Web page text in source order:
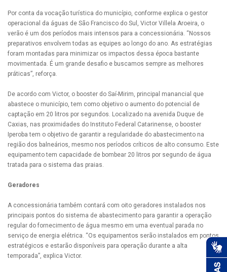
Por conta da vocação turística do município, conforme explica o gestor
operacional da águas de São Francisco do Sul, Victor Villela Aroeira, o
verão é um dos períodos mais intensos para a concessionária. “Nossos
preparativos envolvem todas as equipes ao longo do ano. As estratégias
foram montadas para minimizar os impactos dessa época bastante
movimentada. É um grande desafio e buscamos sempre as melhores
práticas”, reforça.
De acordo com Victor, o booster do Saí-Mirim, principal manancial que
abastece o município, tem como objetivo o aumento do potencial de
captação em 20 litros por segundos. Localizado na avenida Duque de
Caxias, nas proximidades do Instituto Federal Catarinense, o booster
Iperoba tem o objetivo de garantir a regularidade do abastecimento na
região dos balneários, mesmo nos períodos críticos de alto consumo. Este
equipamento tem capacidade de bombear 20 litros por segundo de água
tratada para o sistema das praias.
Geradores
A concessionária também contará com oito geradores instalados nos
principais pontos do sistema de abastecimento para garantir a operação
regular do fornecimento de água mesmo em uma eventual parada no
serviço de energia elétrica. “Os equipamentos serão instalados em pontos
estratégicos e estarão disponíveis para operação durante a alta
temporada”, explica Victor.